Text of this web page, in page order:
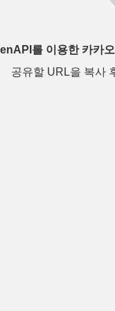
를 이용한 카카
공유할 URL을 복사